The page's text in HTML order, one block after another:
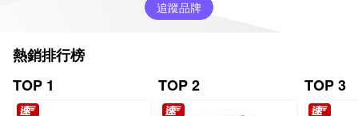
追蹤品牌
熱銷排行榜
TOP 1
TOP 2 TOP 3